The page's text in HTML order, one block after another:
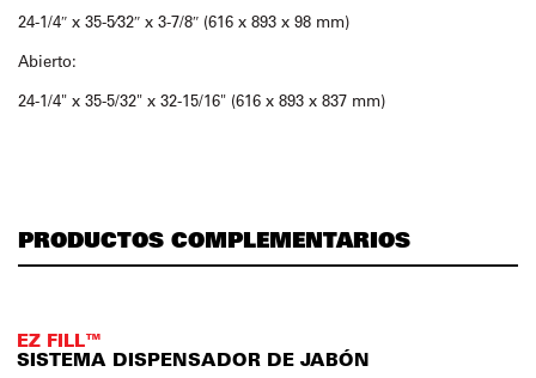
24-1/4″ x 35-5⁄32″ x 3-7/8″ (616 x 893 x 98 mm)
Abierto:
24-1/4" x 35-5/32" x 32-15/16" (616 x 893 x 837 mm)
PRODUCTOS COMPLEMENTARIOS
EZ FILL™
SISTEMA DISPENSADOR DE JABÓN